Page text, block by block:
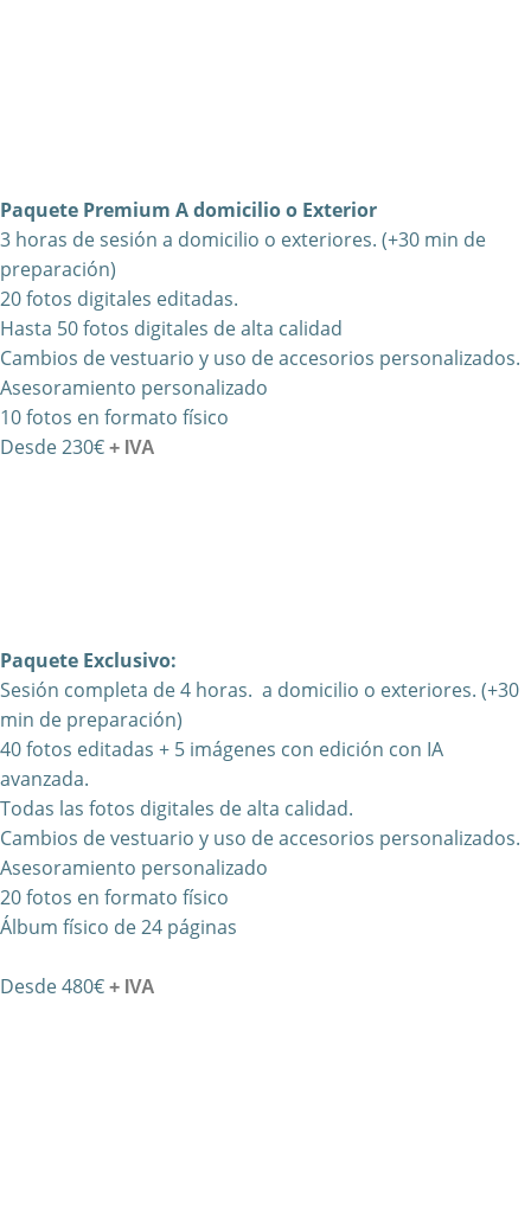
Paquete Premium A domicilio o Exterior
3 horas de sesión a domicilio o exteriores. (+30 min de
preparación)
20 fotos digitales editadas.
Hasta 50 fotos digitales de alta calidad
Cambios de vestuario y uso de accesorios personalizados.
Asesoramiento personalizado
10 fotos en formato físico
Desde 230€ + IVA
Paquete Exclusivo:
Sesión completa de 4 horas. a domicilio o exteriores. (+30
min de preparación)
40 fotos editadas + 5 imágenes con edición con IA
avanzada.
Todas las fotos digitales de alta calidad.
Cambios de vestuario y uso de accesorios personalizados.
Asesoramiento personalizado
20 fotos en formato físico
Álbum físico de 24 páginas
Desde 480€ + IVA